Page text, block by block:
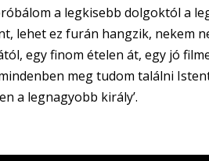
a legkisebb dolgoktól a
lehet ez furán hangzik, nekem
egy finom ételen át, egy jó
meg tudom találni
a legnagyobb király’.